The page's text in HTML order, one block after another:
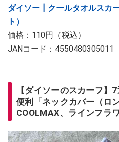
ダイソー┃クールタオルスカ
ト）
価格：110円（税込）
JANコード：4550480305011
【ダイソーのスカーフ】
便利「ネックカバー（ロ
COOLMAX、ラインフラ